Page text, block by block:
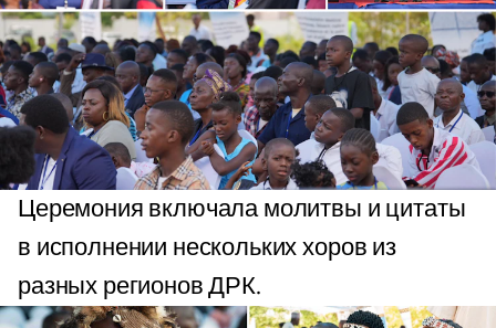
Церемония включала молитвы и цитаты
в исполнении нескольких хоров из
разных регионов ДРК.